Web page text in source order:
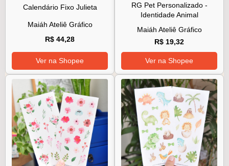
Calendário Fixo Julieta
Maiáh Ateliê Gráfico
R$ 44,28
Ver na Shopee
RG Pet Personalizado -
Identidade Animal
Maiáh Ateliê Gráfico
R$ 19,32
Ver na Shopee